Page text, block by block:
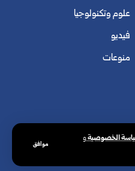
الخصوصيةو
موافق
علوم وتكنولوجيا
فيديو
منوعات
كافة الحقوق محفوظة.